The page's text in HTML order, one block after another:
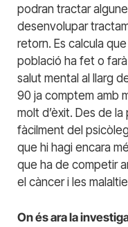
podran tractar
desenvolupar
retorn. Es calcula
població ha fet o
salut mental al llarg
90 ja comptem amb
molt d’èxit. Des de
fàcilment del
que hi hagi encara
que ha de competir
el càncer i les
On és ara la